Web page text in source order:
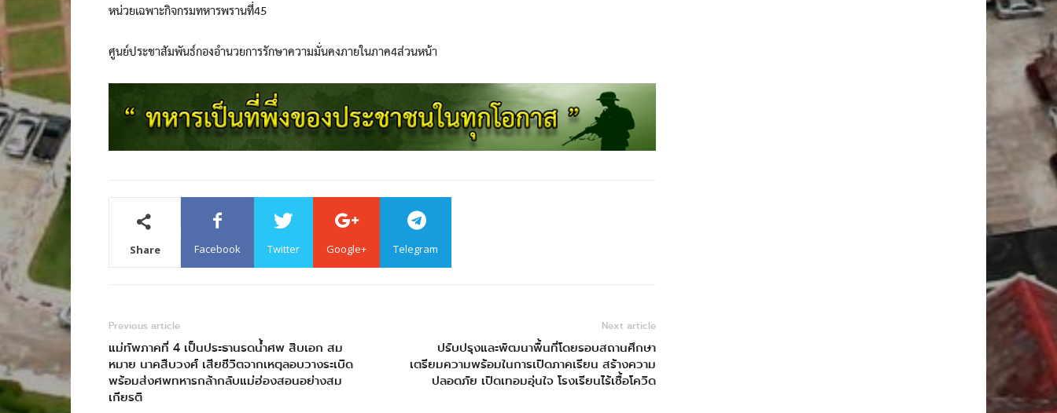
หน่วยเฉพาะกิจกรมทหารพรานที่45
ศูนย์ประชาสัมพันธ์กองอำนวยการรักษาความมั่นคงภายในภาค4ส่วนหน้า
Share Facebook Twitter Google+ Telegram
Previous article
แม่ทัพภาคที่ 4 เป็นประธานรดน้ำศพ สิบเอก สม
หมาย นาคสืบวงศ์ เสียชีวิตจากเหตุลอบวางระเบิด
พร้อมส่งศพทหารกล้ากลับแม่ฮ่องสอนอย่างสม
เกียรติ
Next article
ปรับปรุงและพัฒนาพื้นที่โดยรอบสถานศึกษา
เตรียมความพร้อมในการเปิดภาคเรียน สร้างความ
ปลอดภัย เปิดเทอมอุ่นใจ โรงเรียนไร้เชื้อโควิด